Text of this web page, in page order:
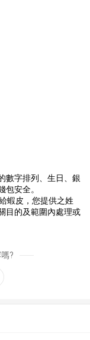
數字排列、生日、銀
安全。
蝦皮，您提供之姓
目的及範圍內處理或
?